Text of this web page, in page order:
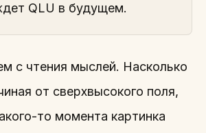
QLU в будущем.
с чтения мыслей. Насколько
от сверхвысокого поля,
то момента картинка